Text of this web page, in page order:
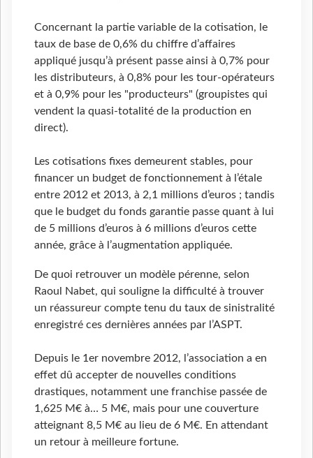
Concernant la partie variable de la cotisation, le
taux de base de 0,6% du chiffre d’affaires
appliqué jusqu’à présent passe ainsi à 0,7% pour
les distributeurs, à 0,8% pour les tour-opérateurs
et à 0,9% pour les "producteurs" (groupistes qui
vendent la quasi-totalité de la production en
direct).
Les cotisations fixes demeurent stables, pour
financer un budget de fonctionnement à l’étale
entre 2012 et 2013, à 2,1 millions d’euros ; tandis
que le budget du fonds garantie passe quant à lui
de 5 millions d’euros à 6 millions d’euros cette
année, grâce à l’augmentation appliquée.
De quoi retrouver un modèle pérenne, selon
Raoul Nabet, qui souligne la difficulté à trouver
un réassureur compte tenu du taux de sinistralité
enregistré ces dernières années par l’ASPT.
Depuis le 1er novembre 2012, l’association a en
effet dû accepter de nouvelles conditions
drastiques, notamment une franchise passée de
1,625 M€ à… 5 M€, mais pour une couverture
atteignant 8,5 M€ au lieu de 6 M€. En attendant
un retour à meilleure fortune.